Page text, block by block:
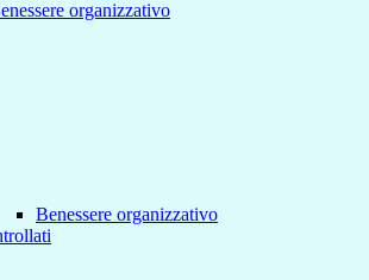
organizzativo
Benessere organizzativo